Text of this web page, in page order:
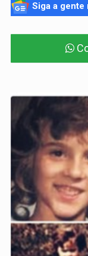
Siga a gente